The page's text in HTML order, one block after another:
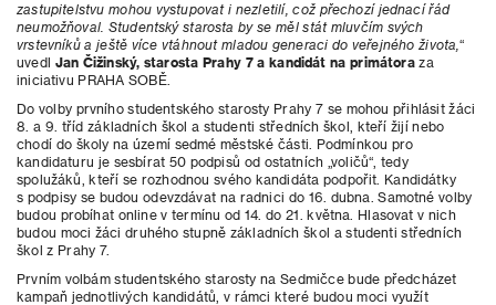
zastupitelstvu mohou vystupovat i nezletilí, což přechozí jednací řád
neumožňoval. Studentský starosta by se měl stát mluvčím svých
vrstevníků a ještě více vtáhnout mladou generaci do veřejného života,“
uvedl Jan Čižinský, starosta Prahy 7 a kandidát na primátoraza
iniciativu PRAHA SOBĚ.
Do volby prvního studentského starosty Prahy 7 se mohou přihlásit žáci
8. a 9. tříd základních škol a studenti středních škol, kteří žijí nebo
chodí do školy na území sedmé městské části. Podmínkou pro
kandidaturu je sesbírat 50 podpisů od ostatních „voličů“, tedy
spolužáků, kteří se rozhodnou svého kandidáta podpořit. Kandidátky
s podpisy se budou odevzdávat na radnici do 16. dubna. Samotné volby
budou probíhat online v termínu od 14. do 21. května. Hlasovat v nich
budou moci žáci druhého stupně základních škol a studenti středních
škol z Prahy 7.
Prvním volbám studentského starosty na Sedmičce bude předcházet
kampaň jednotlivých kandidátů, v rámci které budou moci využít